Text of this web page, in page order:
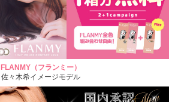
FLANMY（フランミー）
佐々木希イメージモデル